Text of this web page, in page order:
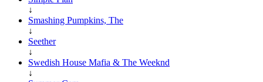
↓
Smashing Pumpkins, The
↓
Seether
↓
Swedish House Mafia & The Weeknd
↓